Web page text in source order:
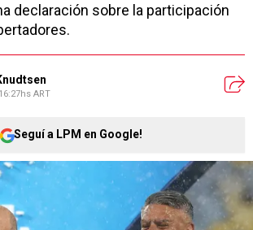
declaración sobre la participación
ART
Seguí a LPM en Google!